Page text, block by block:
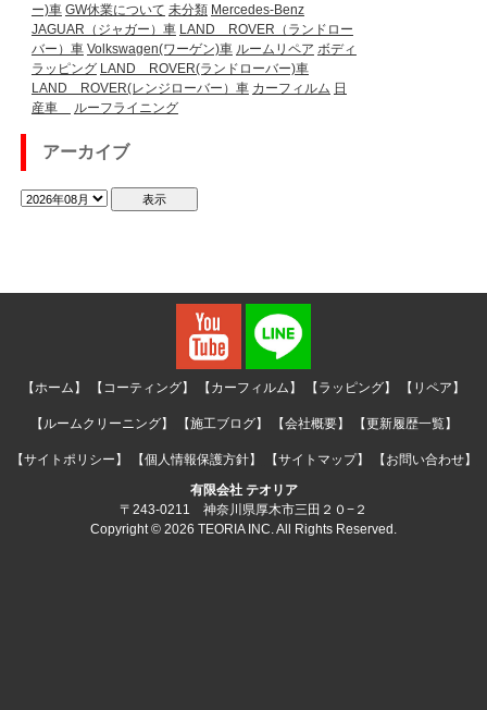
ー)車 GW休業について 未分類 Mercedes-Benz
JAGUAR（ジャガー）車 LAND ROVER（ランドロー
バー）車 Volkswagen(ワーゲン)車 ルームリペア ボディ
ラッピング LAND ROVER(ランドローバー)車
LAND ROVER(レンジローバー）車 カーフィルム 日
産車
ルーフライニング
アーカイブ
【ホーム】 【コーティング】 【カーフィルム】 【ラッピング】 【リペア】
【ルームクリーニング】 【施工ブログ】 【会社概要】 【更新履歴一覧】
【サイトポリシー】 【個人情報保護方針】 【サイトマップ】
【お問い合わせ】
有限会社 テオリア
〒243-0211 神奈川県厚木市三田２０−２
Copyright © 2026 TEORIA INC. All Rights Reserved.